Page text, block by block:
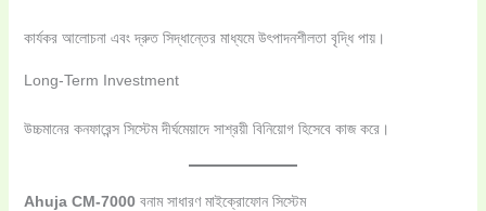
কার্যকর আলোচনা এবং দ্রুত সিদ্ধান্তের মাধ্যমে উৎপাদনশীলতা বৃদ্ধি পায়।
Long-Term Investment
উচ্চমানের কনফারেন্স সিস্টেম দীর্ঘমেয়াদে সাশ্রয়ী বিনিয়োগ হিসেবে কাজ করে।
Ahuja CM-7000বনাম সাধারণ মাইক্রোফোন সিস্টেম